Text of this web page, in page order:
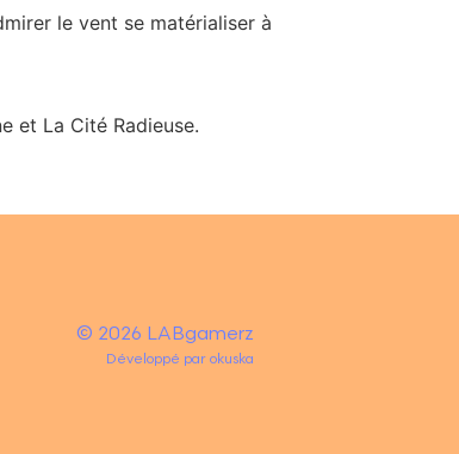
le vent se matérialiser à
et La Cité Radieuse.
© 2026 LABgamerz
Développé par okuska